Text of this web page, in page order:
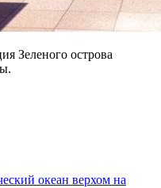
Зеленого острова
океан верхом на